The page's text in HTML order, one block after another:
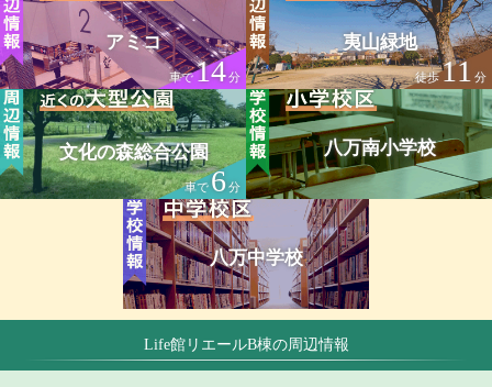
アミコ
車で14分
夷山緑地
徒歩11 分
文化の森総合公園
車で6分
八万南小学校
八万中学校
Life館リエールB棟の周辺情報